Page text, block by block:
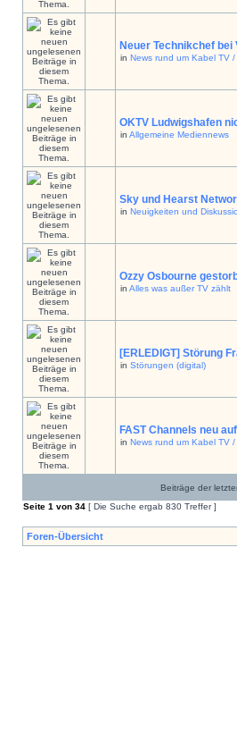
Neuer Technikchef bei
in News rund um Kabel TV /
OKTV Ludwigshafen
in Allgemeine Mediennews
Sky und Hearst
in Neuigkeiten und
Ozzy Osbourne
in Alles was außer TV zählt
[ERLEDIGT] Störung
in Störungen (digital)
FAST Channels neu
in News rund um Kabel TV /
Beiträge der
Seite 1 von 34 [ Die Suche ergab 830 Treffer ]
Foren-Übersicht